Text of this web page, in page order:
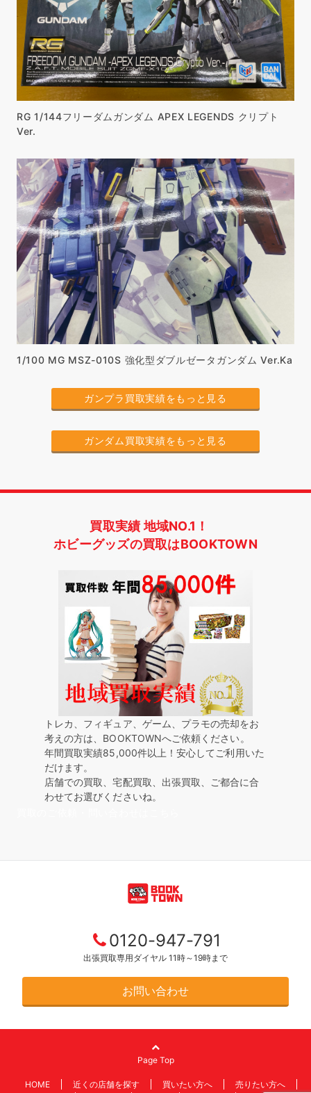
RG 1/144フリーダムガンダム APEX LEGENDS クリプト
Ver.
1/100 MG MSZ-010S 強化型ダブルゼータガンダム Ver.Ka
ガンプラ買取実績をもっと見る
ガンダム買取実績をもっと見る
買取実績 地域NO.1！
ホビーグッズの買取はBOOKTOWN
トレカ、フィギュア、ゲーム、プラモの売却をお
考えの方は、BOOKTOWNへご依頼ください。
年間買取実績85,000件以上！安心してご利用いた
だけます。
店舗での買取、宅配買取、出張買取、ご都合に合
わせてお選びくださいね。
0120-947-791
出張買取専用ダイヤル 11時～19時まで
お問い合わせ
Page Top
HOME 近くの店舗を探す 買いたい方へ
売りたい方へ